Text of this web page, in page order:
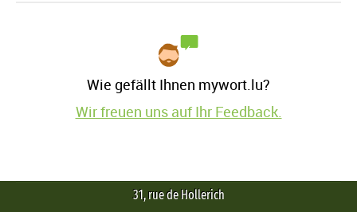
Wie gefällt Ihnen mywort.lu?
Wir freuen uns auf Ihr Feedback.
31, rue de Hollerich